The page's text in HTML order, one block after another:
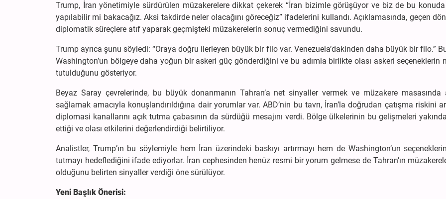
Trump, İran yönetimiyle sürdürülen müzakerelere dikkat çekerek “İran bizimle görüşüyor ve biz de bu
yapılabilir mi bakacağız. Aksi takdirde neler olacağını göreceğiz” ifadelerini kullandı. Açıklamasında, geçen
diplomatik süreçlere atıf yaparak geçmişteki müzakerelerin sonuç vermediğini savundu.
Trump ayrıca şunu söyledi: “Oraya doğru ilerleyen büyük bir filo var. Venezuela’dakinden daha büyük bir filo.”
Washington’un bölgeye daha yoğun bir askeri güç gönderdiğini ve bu adımla birlikte olası askeri seçeneklerin
tutulduğunu gösteriyor.
Beyaz Saray çevrelerinde, bu büyük donanmanın Tahran’a net sinyaller vermek ve müzakere masasında
sağlamak amacıyla konuşlandırıldığına dair yorumlar var. ABD’nin bu tavrı, İran’la doğrudan çatışma riskini
diplomasi kanallarını açık tutma çabasının da sürdüğü mesajını verdi. Bölge ülkelerinin bu gelişmeleri
ettiği ve olası etkilerini değerlendirdiği belirtiliyor.
Analistler, Trump’ın bu söylemiyle hem İran üzerindeki baskıyı artırmayı hem de Washington’un
tutmayı hedeflediğini ifade ediyorlar. İran cephesinden henüz resmi bir yorum gelmese de Tahran’ın
olduğunu belirten sinyaller verdiği öne sürülüyor.
Yeni Başlık Önerisi: